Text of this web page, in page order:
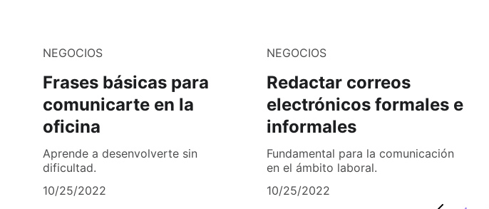
NEGOCIOS
Frases básicas para
comunicarte en la
oficina
Aprende a desenvolverte sin
dificultad.
10/25/2022
NEGOCIOS
Redactar correos
electrónicos formales e
informales
Fundamental para la comunicación
en el ámbito laboral.
10/25/2022